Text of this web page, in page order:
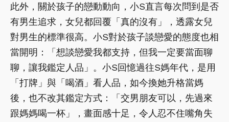
此外，關於孩子的戀動動向，小S直言每次問到是否
有男生追求，女兒都回覆「真的沒有」，透露女兒
對男生的標準很高。小S對於孩子談戀愛的態度也相
當開明：「想談戀愛我都支持，但我一定要當面聊
聊，讓我鑑定人品」。小S回憶過往S媽年代，是用
「打牌」與「喝酒」看人品，如今換她升格當媽
後，也不改其鑑定方式：「交男朋友可以，先過來
跟媽媽喝一杯」，畫面感十足，令人忍不住嘴角失